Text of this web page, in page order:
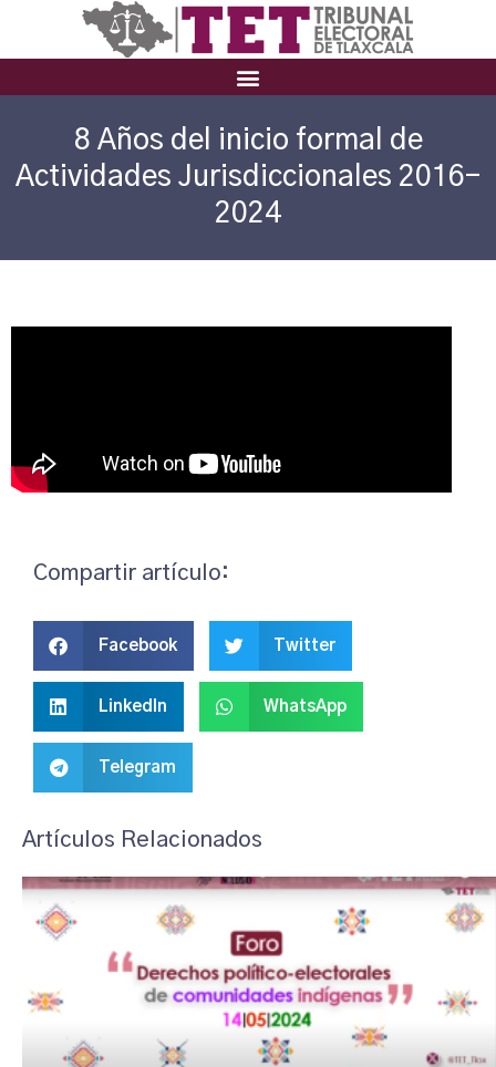
8 Años del inicio formal de
Actividades Jurisdiccionales 2016-
2024
Compartir artículo:
Facebook Twitter
LinkedIn WhatsApp
Telegram
Artículos Relacionados